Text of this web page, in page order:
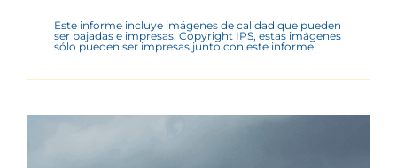
Este informe incluye imágenes de calidad que pueden
ser bajadas e impresas. Copyright IPS, estas imágenes
sólo pueden ser impresas junto con este informe